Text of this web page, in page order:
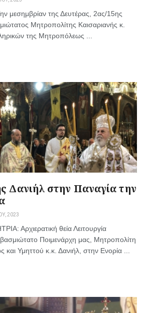
μεσημβρίαν της Δευτέρας, 2ας/15ης
Μητροπολίτης Καισαριανής κ.
της Μητροπόλεως ...
Δανιήλ στην Παναγία την
2023
Αρχιερατική θεία Λειτουργία
Ποιμενάρχη μας, Μητροπολίτη
και Υμηττού κ.κ. Δανιήλ, στην Ενορία ...